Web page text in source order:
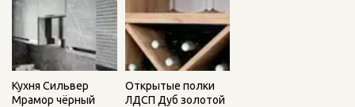
Кухня Сильвер
Мрамор чёрный
Открытые полки
ЛДСП Дуб золотой